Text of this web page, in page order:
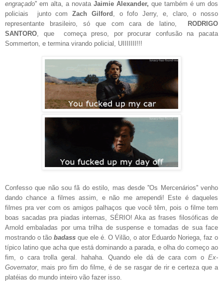
engraçado'' em alta, a novata Jaimie Alexander, que também é um dos
policiais junto com Zach Gilford , o fofo Jerry, e, claro, o nosso
representante brasileiro, só que com cara de latino,
RODRIGO
SANTORO, que começa preso, por procurar confusão na pacata
Sommerton, e termina virando policial, UIIIIIII!!!
Confesso que não sou fã do estilo, mas desde ''Os Mercenários'' venho
dando chance a filmes assim, e não me arrependi! Este é daqueles
filmes pra ver com os amigos palhaços que você têm, pois o filme tem
boas sacadas pra piadas internas, SÉRIO! Aka as frases filosóficas de
Arnold embaladas por uma trilha de suspense e tomadas de sua face
mostrando o tão badass que ele é. O Vilão, o ator Eduardo Noriega, faz o
típico latino que acha que está dominando a parada, e olha do começo ao
fim, o cara trolla geral. hahaha. Quando ele dá de cara com o Ex-
Governator, mais pro fim do filme, é de se rasgar de rir e certeza que a
platéias do mundo inteiro vão fazer isso.